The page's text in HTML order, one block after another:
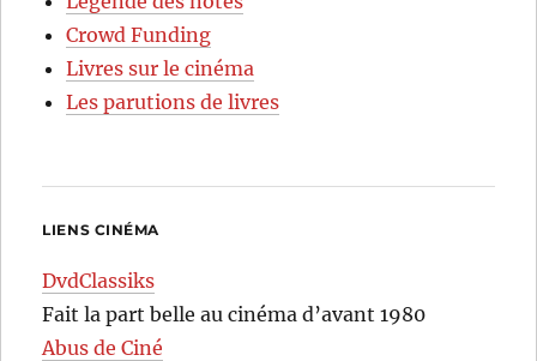
Crowd Funding
Livres sur le cinéma
Les parutions de livres
LIENS CINÉMA
DvdClassiks
Fait la part belle au cinéma d’avant 1980
Abus de Ciné